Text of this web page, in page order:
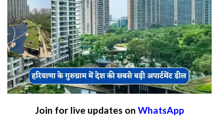
Join for live updates on WhatsApp